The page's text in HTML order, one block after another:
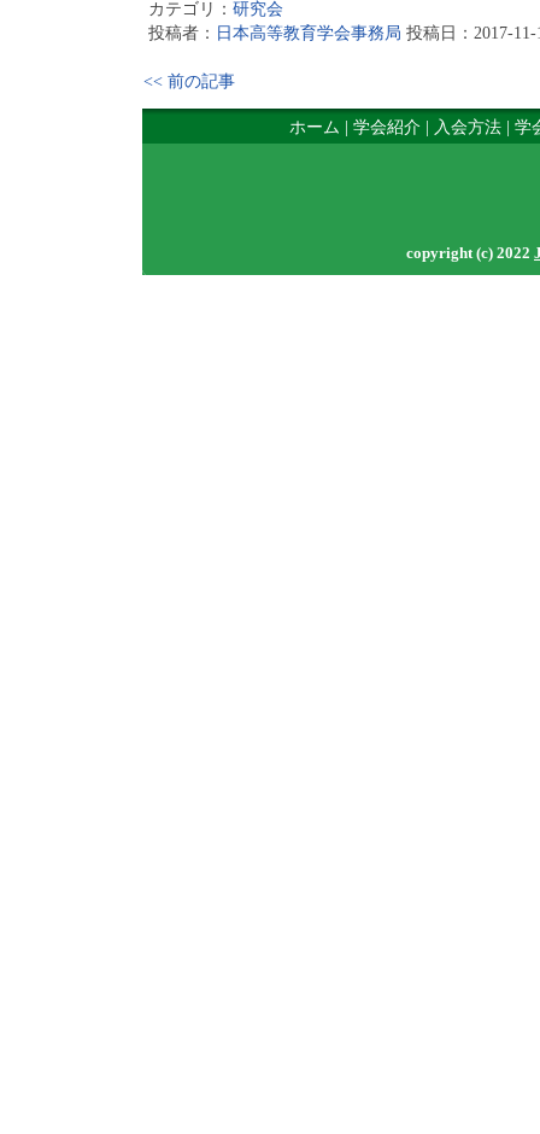
カテゴリ： 研究会
投稿者： 日本高等教育学会事務局 投稿日：2017-11-
<< 前の記事
ホーム 学会紹介 入会方法 学
copyright (c) 2022